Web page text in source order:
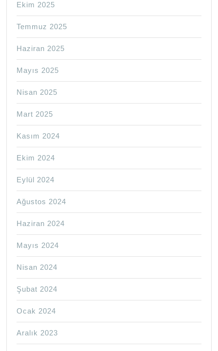
Ekim 2025
Temmuz 2025
Haziran 2025
Mayıs 2025
Nisan 2025
Mart 2025
Kasım 2024
Ekim 2024
Eylül 2024
Ağustos 2024
Haziran 2024
Mayıs 2024
Nisan 2024
Şubat 2024
Ocak 2024
Aralık 2023